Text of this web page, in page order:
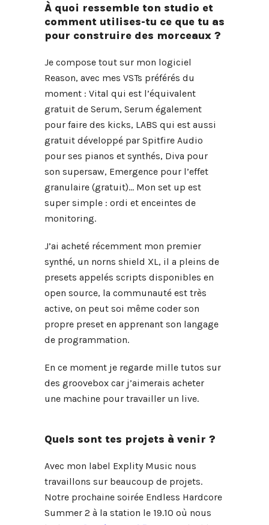
À quoi ressemble ton studio et
comment utilises-tu ce que tu as
pour construire des morceaux ?
Je compose tout sur mon logiciel
Reason, avec mes VSTs préférés du
moment : Vital qui est l’équivalent
gratuit de Serum, Serum également
pour faire des kicks, LABS qui est aussi
gratuit développé par Spitfire Audio
pour ses pianos et synthés, Diva pour
son supersaw, Emergence pour l’effet
granulaire (gratuit)… Mon set up est
super simple : ordi et enceintes de
monitoring.
J’ai acheté récemment mon premier
synthé, un norns shield XL, il a pleins de
presets appelés scripts disponibles en
open source, la communauté est très
active, on peut soi même coder son
propre preset en apprenant son langage
de programmation.
En ce moment je regarde mille tutos sur
des groovebox car j’aimerais acheter
une machine pour travailler un live.
Quels sont tes projets à venir ?
Avec mon label Explity Music nous
travaillons sur beaucoup de projets.
Notre prochaine soirée Endless Hardcore
Summer 2 à la station le 19.10 où nous